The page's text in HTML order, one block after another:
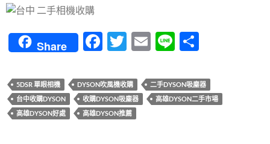
Share
F
e
b
o
T
itt
er
E
ail
Li
e
5DSR 單眼相機 DYSON吹風機收購
二手DYSON吸塵器
台中收購DYSON
收購DYSON吸塵器
高雄DYSON二手市場
高雄DYSON好處
高雄DYSON推薦